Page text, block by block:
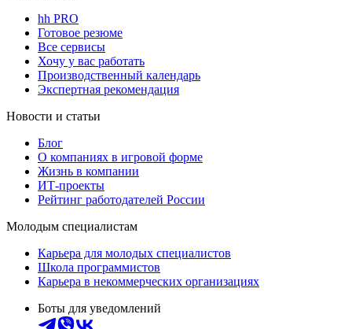
hh PRO
Готовое резюме
Все сервисы
Хочу у вас работать
Производственный календарь
Экспертная рекомендация
Новости и статьи
Блог
О компаниях в игровой форме
Жизнь в компании
ИТ-проекты
Рейтинг работодателей России
Молодым специалистам
Карьера для молодых специалистов
Школа программистов
Карьера в некоммерческих организациях
Боты для уведомлений